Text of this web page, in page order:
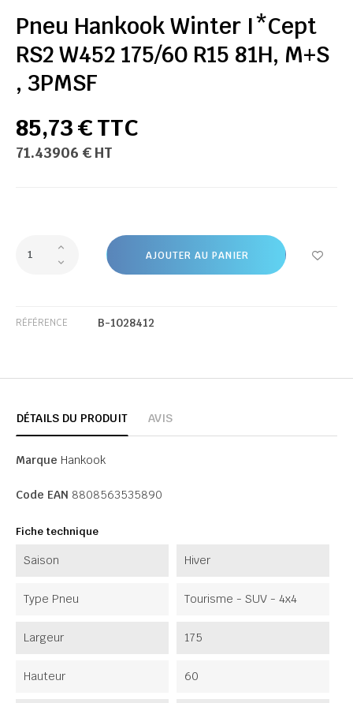
Pneu Hankook Winter I*Cept
RS2 W452 175/60 R15 81H, M+S
, 3PMSF
85,73 € TTC
71.43906 € HT
AJOUTER AU PANIER
RÉFÉRENCE B-1028412
DÉTAILS DU PRODUIT AVIS
Marque Hankook
Code EAN 8808563535890
Fiche technique
Saison Hiver
Type Pneu Tourisme - SUV - 4x4
Largeur 175
Hauteur 60